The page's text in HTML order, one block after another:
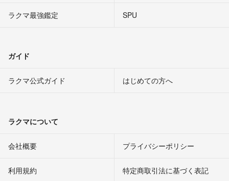
ラクマ最強鑑定
SPU
ガイド
ラクマ公式ガイド はじめての方へ
ラクマについて
会社概要 プライバシーポリシー
利用規約 特定商取引法に基づく表記